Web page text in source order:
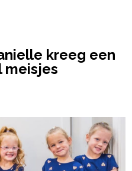
kreeg een
meisjes